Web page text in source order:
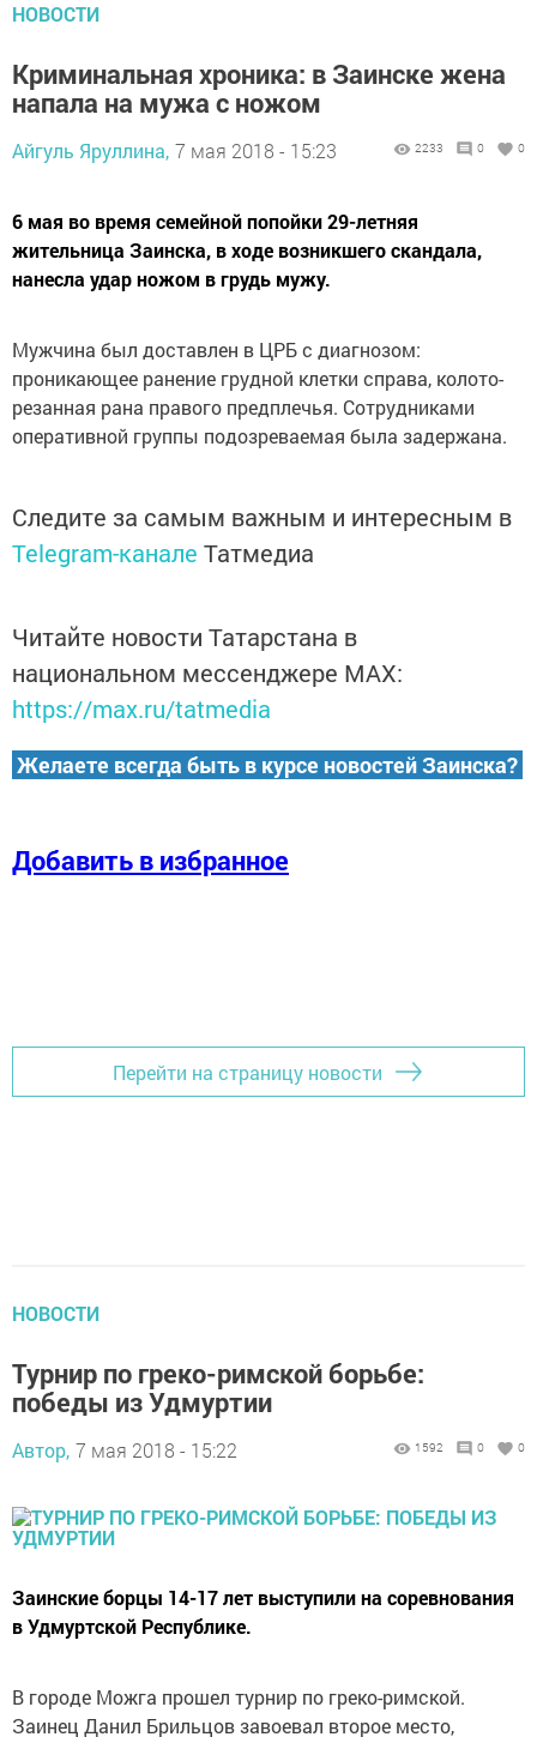
НОВОСТИ
Криминальная хроника: в Заинске жена
напала на мужа с ножом
Айгуль Яруллина, 7 мая 2018 - 15:23 2233 0 0
6 мая во время семейной попойки 29-летняя
жительница Заинска, в ходе возникшего скандала,
нанесла удар ножом в грудь мужу.
Мужчина был доставлен в ЦРБ с диагнозом:
проникающее ранение грудной клетки справа, колото-
резанная рана правого предплечья. Сотрудниками
оперативной группы подозреваемая была задержана.
Следите за самым важным и интересным в
Telegram-канале Татмедиа
Читайте новости Татарстана в
национальном мессенджере MАХ:
https://max.ru/tatmedia
Желаете всегда быть в курсе новостей Заинска?
Добавить в избранное
Перейти на страницу новости
НОВОСТИ
Турнир по греко-римской борьбе:
победы из Удмуртии
Автор, 7 мая 2018 - 15:22 1592 0 0
Заинские борцы 14-17 лет выступили на соревнования
в Удмуртской Республике.
В городе Можга прошел турнир по греко-римской.
Заинец Данил Брильцов завоевал второе место,